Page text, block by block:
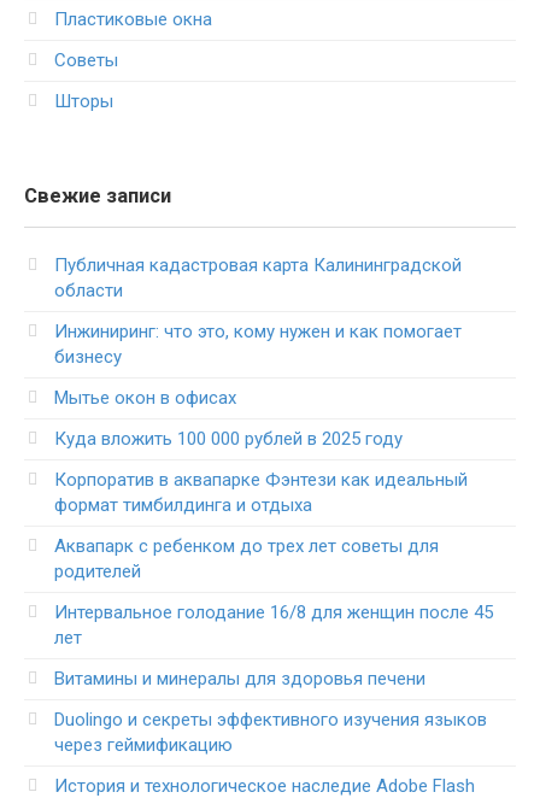
Пластиковые окна
Советы
Шторы
Свежие записи
Публичная кадастровая карта Калининградской
области
Инжиниринг: что это, кому нужен и как помогает
бизнесу
Мытье окон в офисах
Куда вложить 100 000 рублей в 2025 году
Корпоратив в аквапарке Фэнтези как идеальный
формат тимбилдинга и отдыха
Аквапарк с ребенком до трех лет советы для
родителей
Интервальное голодание 16/8 для женщин после 45
лет
Витамины и минералы для здоровья печени
Duolingo и секреты эффективного изучения языков
через геймификацию
История и технологическое наследие Adobe Flash